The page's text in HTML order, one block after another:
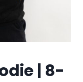
| 8-